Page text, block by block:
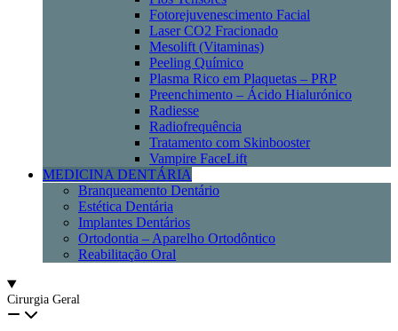
Fotorejuvenescimento Facial
Laser CO2 Fracionado
Mesolift (Vitaminas)
Peeling Químico
Plasma Rico em Plaquetas – PRP
Preenchimento – Ácido Hialurónico
Radiesse
Radiofrequência
Tratamento com Skinbooster
Vampire FaceLift
MEDICINA DENTÁRIA
Branqueamento Dentário
Estética Dentária
Implantes Dentários
Ortodontia – Aparelho Ortodôntico
Reabilitação Oral
Cirurgia Geral